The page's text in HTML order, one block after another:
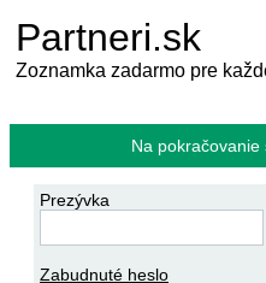
Partneri.sk
Zoznamka zadarmo pre
Na pokračovanie
Prezývka
Zabudnuté heslo